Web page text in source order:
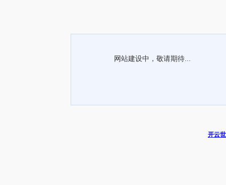
网站建设中，敬请期待...
开云